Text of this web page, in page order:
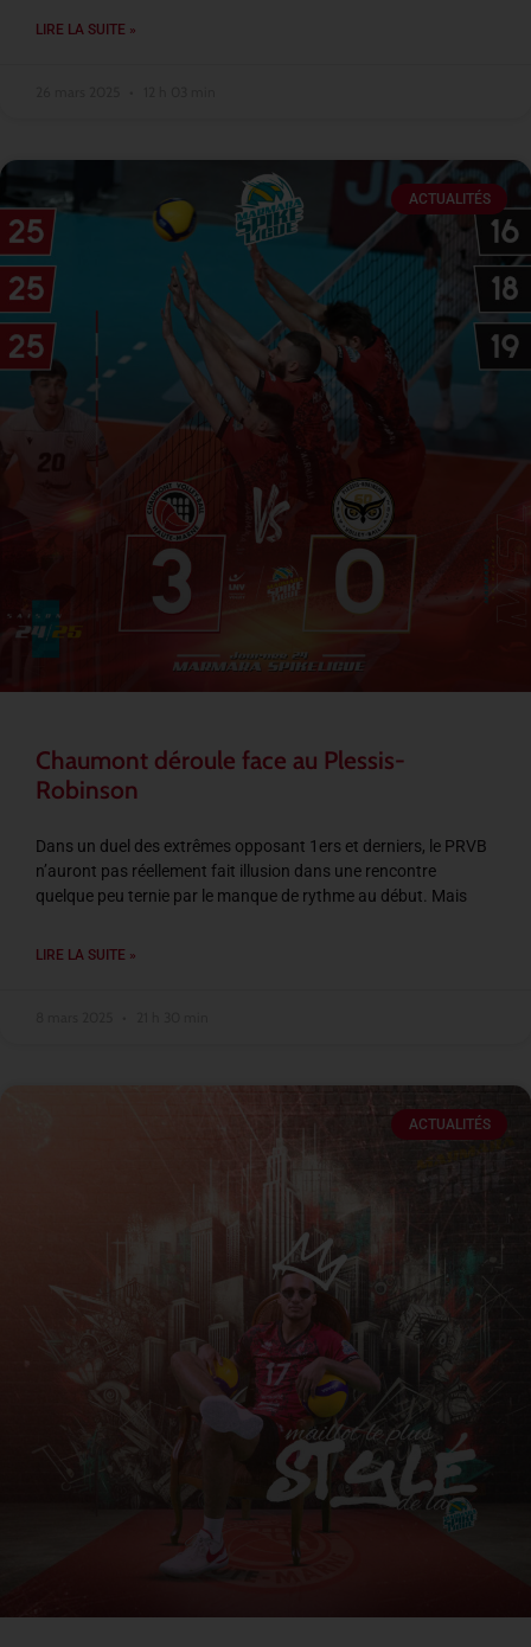
LIRE LA SUITE »
ACTUALITÉS
Chaumont déroule face au Plessis-
Robinson
Dans un duel des extrêmes opposant 1ers et derniers, le PRVB
n’auront pas réellement fait illusion dans une rencontre
quelque peu ternie par le manque de rythme au début. Mais
LIRE LA SUITE »
ACTUALITÉS